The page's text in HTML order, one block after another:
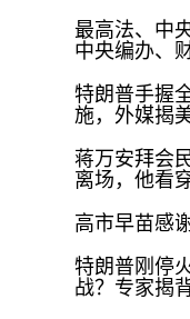
最高法、中
中央编办、
特朗普手握
施，外媒揭
蒋万安拜会
离场，他看
高市早苗感
特朗普刚停
战？专家揭